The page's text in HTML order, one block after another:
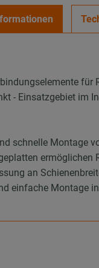
für
- Einsatzgebiet im
schnelle Montage
ermöglichen
an
einfache Montage